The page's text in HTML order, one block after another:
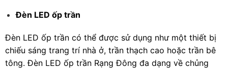
Đèn LED ốp trần
Đèn LED ốp trần có thể được sử dụng như một thiết bị
chiếu sáng trang trí nhà ở, trần thạch cao hoặc trần bê
tông. Đèn LED ốp trần Rạng Đông đa dạng về chủng